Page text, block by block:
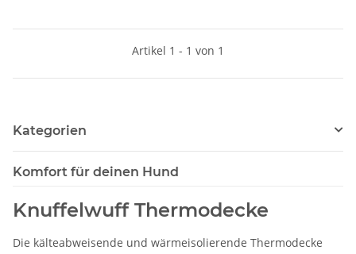
Artikel 1 - 1 von 1
Kategorien
Komfort für deinen Hund
Knuffelwuff Thermodecke
Die kälteabweisende und wärmeisolierende Thermodecke